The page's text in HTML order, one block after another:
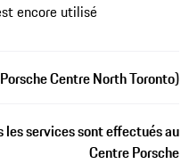
encore utilisé
Centre North Toronto)
les services sont effectués au
Centre Porsche